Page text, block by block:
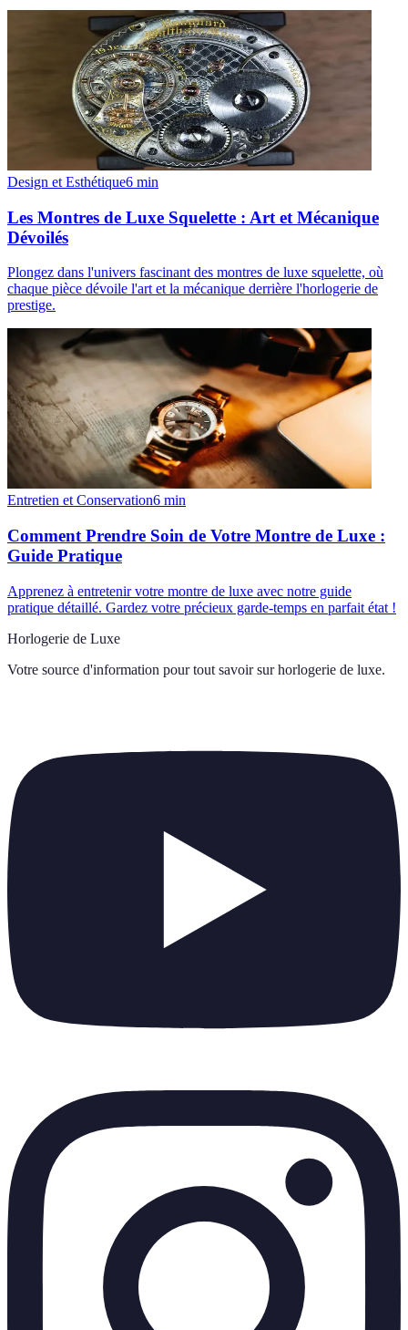
Design et Esthétique6 min
Les Montres de Luxe Squelette : Art et Mécanique
Dévoilés
Plongez dans l'univers fascinant des montres de luxe squelette, où
chaque pièce dévoile l'art et la mécanique derrière l'horlogerie de
prestige.
Entretien et Conservation6 min
Comment Prendre Soin de Votre Montre de Luxe :
Guide Pratique
Apprenez à entretenir votre montre de luxe avec notre guide
pratique détaillé. Gardez votre précieux garde-temps en parfait état !
Horlogerie de Luxe
Votre source d'information pour tout savoir sur horlogerie de luxe.